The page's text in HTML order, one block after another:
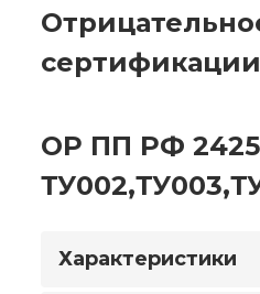
ОР ПП РФ
Характеристики